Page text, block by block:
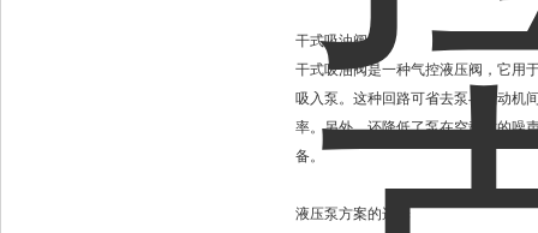
干式吸油阀
干式吸油阀是一种气控液压阀，它用
吸入泵。这种回路可省去泵与原动机
率。另外，还降低了泵在空载时的噪
备。
液压泵方案的选择